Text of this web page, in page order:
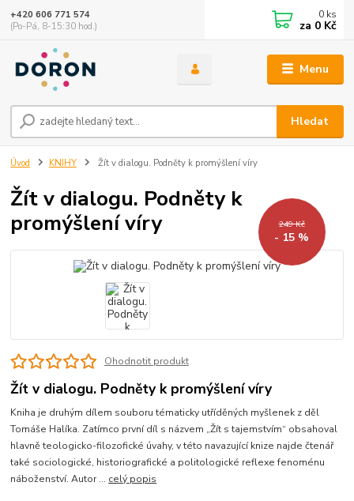
Menu
Hledat
+420 606 771 574
(Po-Pá, 8-15:30 hod.)
0 ks
za 0 Kč
Úvod KNIHY Žít v dialogu. Podněty k promýšlení víry
Žít v dialogu. Podněty k
promýšlení víry
249 Kč
- 15 %
Ohodnotit produkt
Žít v dialogu. Podněty k promýšlení víry
Kniha je druhým dílem souboru tématicky utříděných myšlenek z děl
Tomáše Halíka. Zatímco první díl s názvem „Žít s tajemstvím“ obsahoval
hlavně teologicko-filozofické úvahy, v této navazující knize najde čtenář
také sociologické, historiografické a politologické reflexe fenoménu
náboženství. Autor ... celý popis